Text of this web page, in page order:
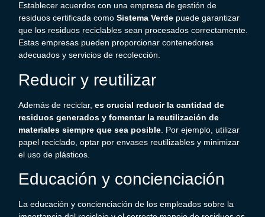
Establecer acuerdos con una empresa de gestión de
residuos certificada como Sistema Verde puede garantizar
que los residuos reciclables sean procesados correctamente.
Estas empresas pueden proporcionar contenedores
adecuados y servicios de recolección.
Reducir y reutilizar
Además de reciclar, es crucial reducir la cantidad de
residuos generados y fomentar la reutilización de
materiales siempre que sea posible . Por ejemplo, utilizar
papel reciclado, optar por envases reutilizables y minimizar
el uso de plásticos.
Educación y concienciación
La educación y concienciación de los empleados sobre la